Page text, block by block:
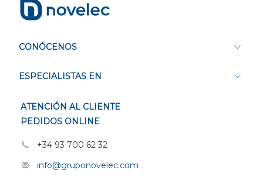
CONÓCENOS
ESPECIALISTAS EN
ATENCIÓN AL CLIENTE
PEDIDOS ONLINE
+34 93 700 62 32
info@gruponovelec.com